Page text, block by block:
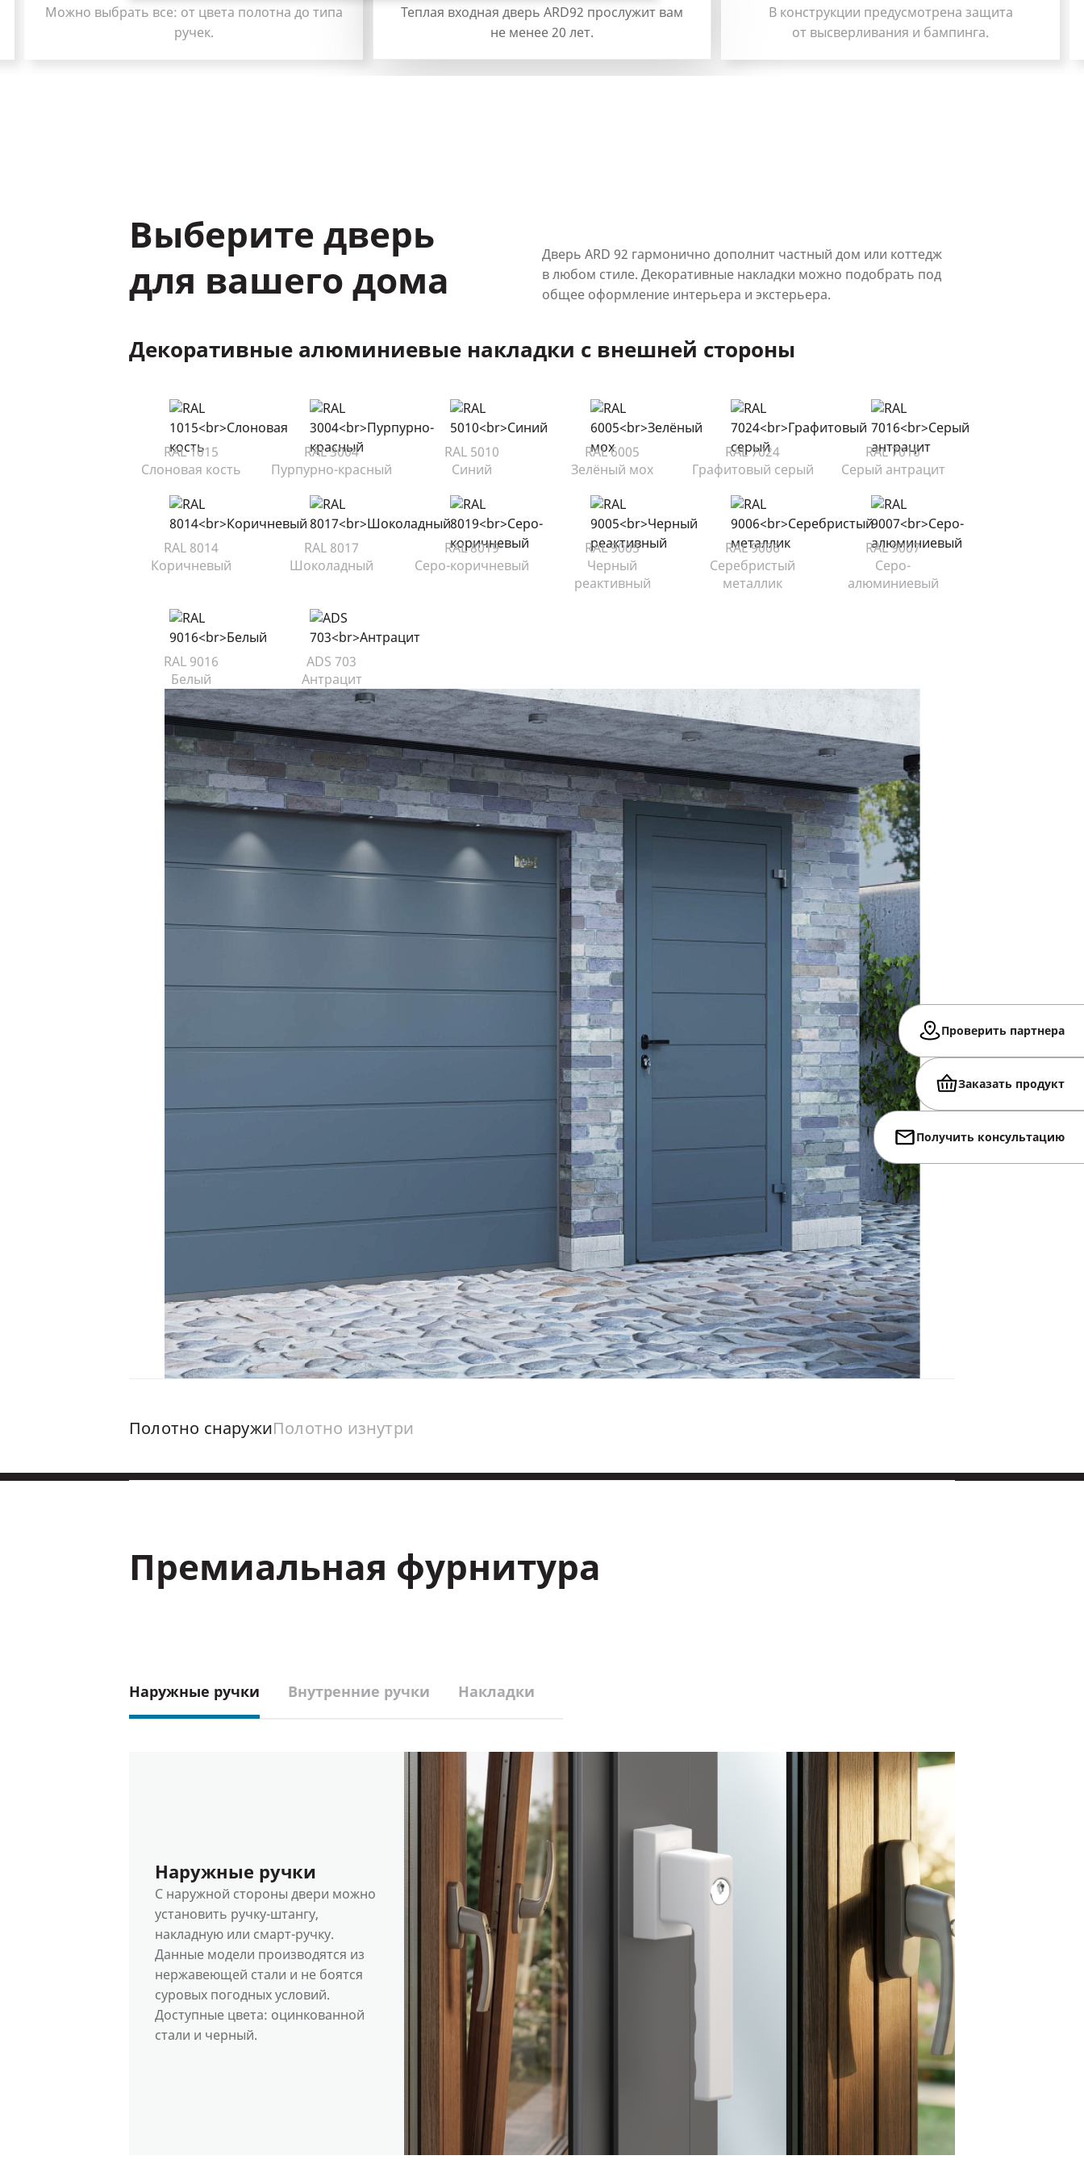
типа
Теплая входная дверь ARD92 прослужит вам
не менее 20 лет.
В конструкции предусмотрена защита
от высверливания и бампинга.
Термостабильное полотно
и морозоустойчивая коробка.
Выберите дверь
для вашего дома
Дверь ARD 92 гармонично дополнит частный дом или коттедж
в любом стиле. Декоративные накладки можно подобрать под
общее оформление интерьера и экстерьера.
Декоративные алюминиевые накладки с внешней стороны
RAL 1015
Слоновая кость
RAL 3004
Пурпурно-красный
RAL 5010
Синий
RAL 6005
Зелёный мох
RAL 7024
Графитовый серый
RAL 7016
Серый антрацит
RAL 8014
Коричневый
RAL 8017
Шоколадный
RAL 8019
Серо-коричневый
RAL 9005
Черный
реактивный
RAL 9006
Серебристый
металлик
RAL 9007
Серо-
алюминиевый
RAL 9016
Белый
ADS 703
Антрацит
Полотно снаружиПолотно изнутри
Премиальная фурнитура
Наружные ручки Внутренние ручки Накладки
Наружные ручки
С наружной стороны двери можно
установить ручку-штангу,
накладную или смарт-ручку.
Данные модели производятся из
нержавеющей стали и не боятся
суровых погодных условий.
Доступные цвета: оцинкованной
стали и черный.
Проверить партнера
Заказать продукт
Получить консультацию